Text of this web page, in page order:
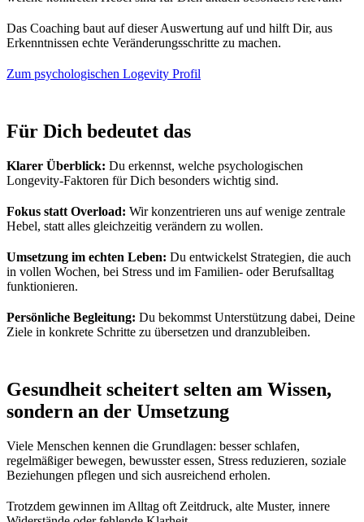
Das Coaching baut auf dieser Auswertung auf und hilft Dir, aus
Erkenntnissen echte Veränderungsschritte zu machen.
Zum psychologischen Logevity Profil
Für Dich bedeutet das
Klarer Überblick: Du erkennst, welche psychologischen
Longevity-Faktoren für Dich besonders wichtig sind.
Fokus statt Overload: Wir konzentrieren uns auf wenige zentrale
Hebel, statt alles gleichzeitig verändern zu wollen.
Umsetzung im echten Leben: Du entwickelst Strategien, die auch
in vollen Wochen, bei Stress und im Familien- oder Berufsalltag
funktionieren.
Persönliche Begleitung: Du bekommst Unterstützung dabei, Deine
Ziele in konkrete Schritte zu übersetzen und dranzubleiben.
Gesundheit scheitert selten am Wissen,
sondern an der Umsetzung
Viele Menschen kennen die Grundlagen: besser schlafen,
regelmäßiger bewegen, bewusster essen, Stress reduzieren, soziale
Beziehungen pflegen und sich ausreichend erholen.
Trotzdem gewinnen im Alltag oft Zeitdruck, alte Muster, innere